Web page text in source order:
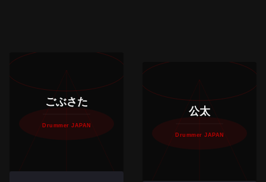
ごぶさた
Drummer JAPAN
公太
Drummer JAPAN